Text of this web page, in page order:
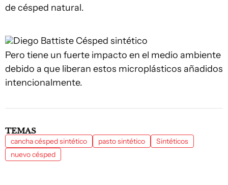
de césped natural.
Diego Battiste Césped sintético
Pero tiene un fuerte impacto en el medio ambiente
debido a que liberan estos microplásticos añadidos
intencionalmente.
TEMAS
cancha césped sintético pasto sintético
Sintéticos
nuevo césped